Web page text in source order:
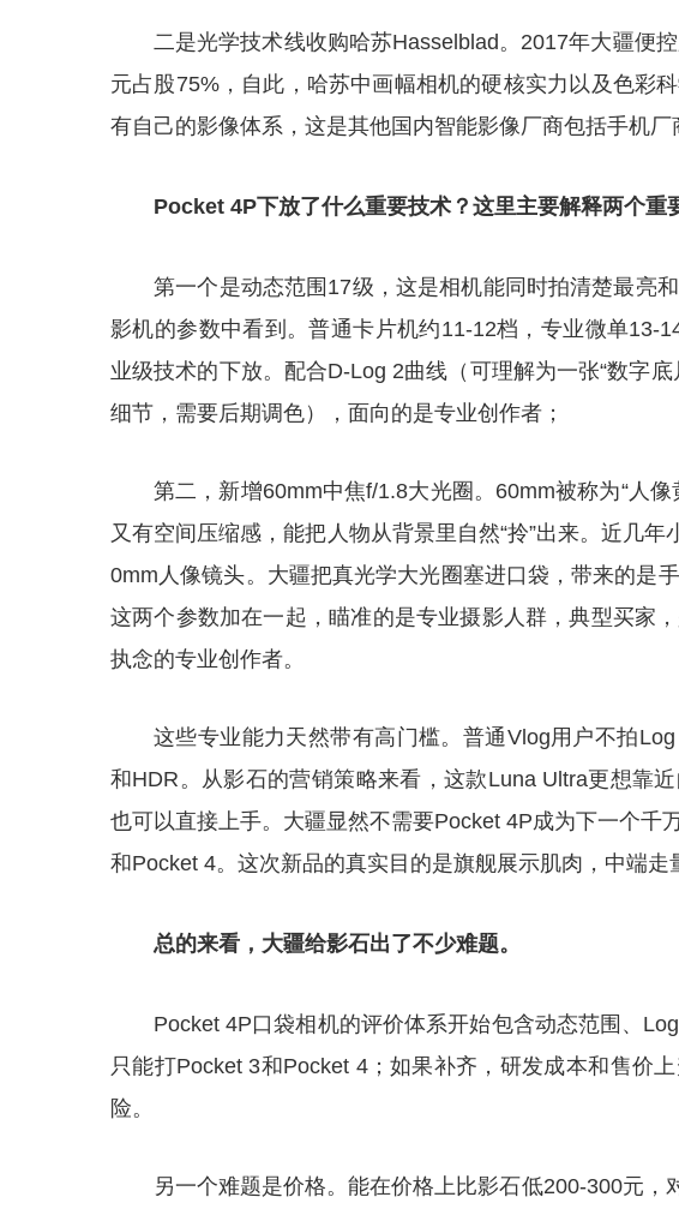
二是光学技术线收购哈苏Hasselblad。2017年大疆便
元占股75%，自此，哈苏中画幅相机的硬核实力以及色彩
有自己的影像体系，这是其他国内智能影像厂商包括手机厂
Pocket 4P下放了什么重要技术？这里主要解释两个重
第一个是动态范围17级，这是相机能同时拍清楚最亮
影机的参数中看到。普通卡片机约11-12档，专业微单13-
业级技术的下放。配合D-Log 2曲线（可理解为一张“数字
细节，需要后期调色），面向的是专业创作者；
第二，新增60mm中焦f/1.8大光圈。60mm被称为“人像
又有空间压缩感，能把人物从背景里自然“拎”出来。近几
0mm人像镜头。大疆把真光学大光圈塞进口袋，带来的是
这两个参数加在一起，瞄准的是专业摄影人群，典型买家
执念的专业创作者。
这些专业能力天然带有高门槛。普通Vlog用户不拍
和HDR。从影石的营销策略来看，这款Luna Ultra更想靠
也可以直接上手。大疆显然不需要Pocket 4P成为下一个千
和Pocket 4。这次新品的真实目的是旗舰展示肌肉，中端走
总的来看，大疆给影石出了不少难题。
Pocket 4P口袋相机的评价体系开始包含动态范围、
只能打Pocket 3和Pocket 4；如果补齐，研发成本和售价
险。
另一个难题是价格。能在价格上比影石低200-300元，